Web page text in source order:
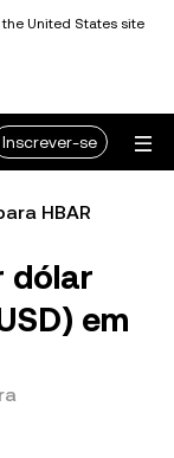
United States site
Inscrever-se
HBAR
dólar
em